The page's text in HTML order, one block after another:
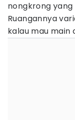
nongkrong
Ruangannya
kalau mau main